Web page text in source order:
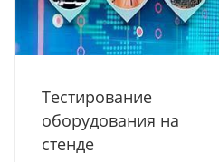
Тестирование
оборудования на
стенде